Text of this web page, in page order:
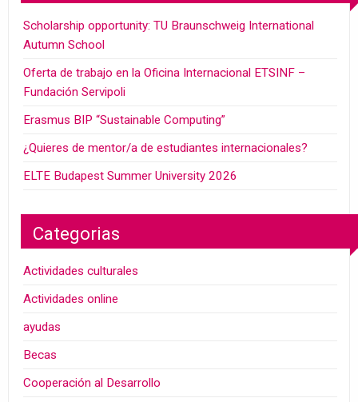
Scholarship opportunity: TU Braunschweig International
Autumn School
Oferta de trabajo en la Oficina Internacional ETSINF –
Fundación Servipoli
Erasmus BIP “Sustainable Computing”
¿Quieres de mentor/a de estudiantes internacionales?
ELTE Budapest Summer University 2026
Categorias
Actividades culturales
Actividades online
ayudas
Becas
Cooperación al Desarrollo